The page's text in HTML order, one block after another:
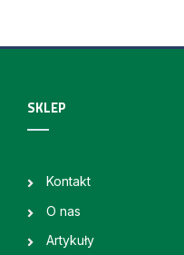
SKLEP
Kontakt
O nas
Artykuły